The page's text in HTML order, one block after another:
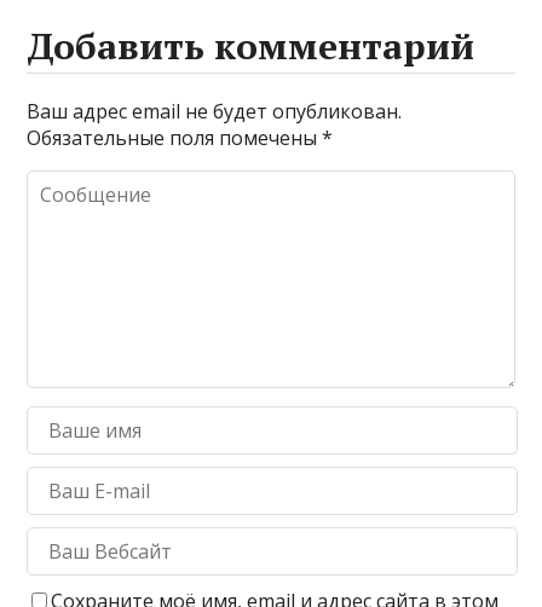
Добавить комментарий
Ваш адрес email не будет опубликован.
Обязательные поля помечены*
Сохраните моё имя, email и адрес сайта в этом